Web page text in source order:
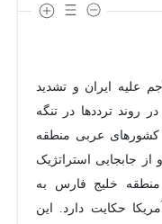
علیه ایران و تشدید
روند ترددها در تنگه
کشورهای عربی منطقه
جابجایی استراتژیک
خلیج فارس به
حکایت دارد. این